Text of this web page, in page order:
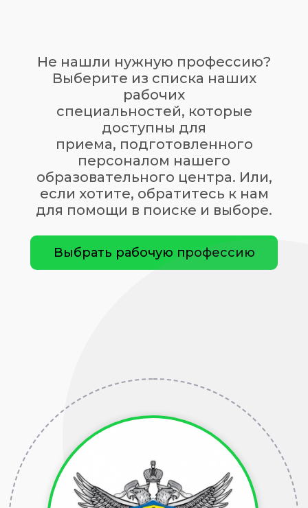
Не нашли нужную профессию?
Выберите из списка наших
рабочих
специальностей, которые
доступны для
приема, подготовленного
персоналом нашего
образовательного центра. Или,
если хотите, обратитесь к нам
для помощи в поиске и выборе.
Выбрать рабочую профессию